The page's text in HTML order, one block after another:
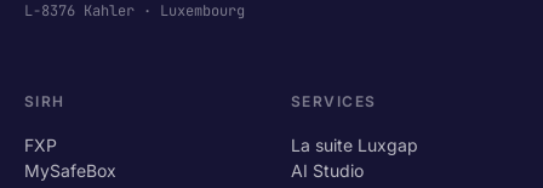
L-8376 Kahler · Luxembourg
SIRH
FXP
MySafeBox
SERVICES
La suite Luxgap
AI Studio